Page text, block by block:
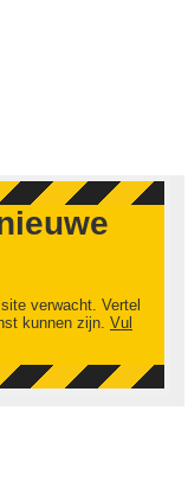
verwacht. Vertel
kunnen zijn. Vul